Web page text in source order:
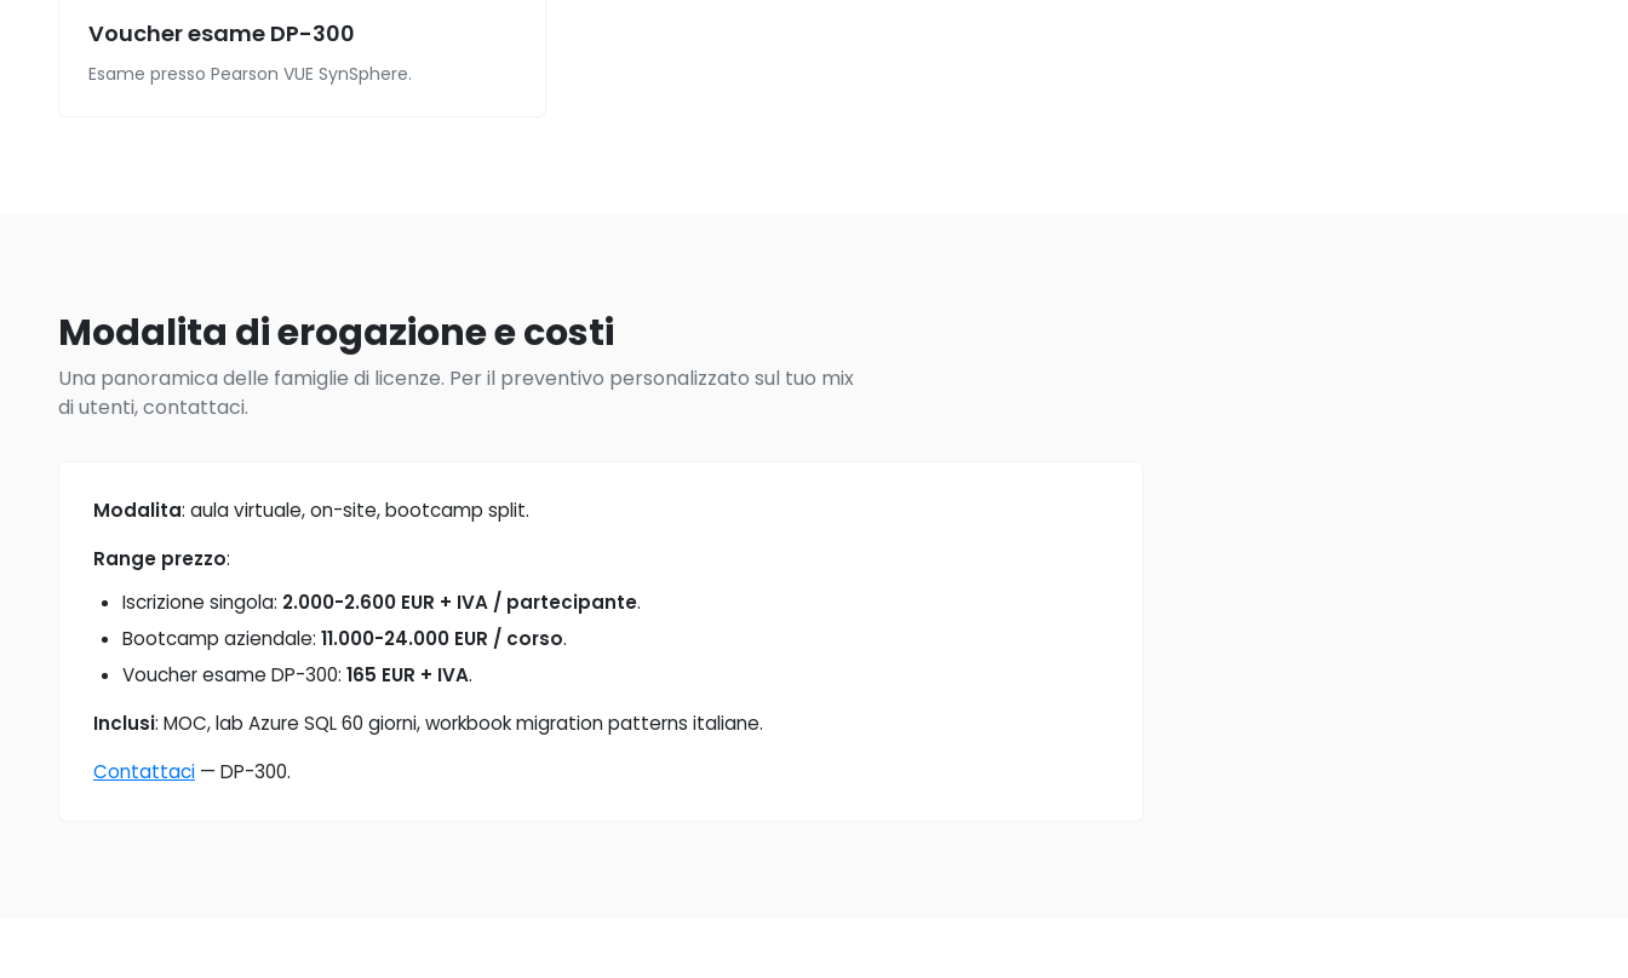
Voucher esame DP-300
Esame presso Pearson VUE SynSphere.
Modalita di erogazione e costi
Una panoramica delle famiglie di licenze. Per il preventivo personalizzato sul tuo mix
di utenti, contattaci.
Modalita: aula virtuale, on-site, bootcamp split.
Range prezzo:
Iscrizione singola: 2.000-2.600 EUR + IVA / partecipante.
Bootcamp aziendale: 11.000-24.000 EUR / corso.
Voucher esame DP-300: 165 EUR + IVA.
Inclusi: MOC, lab Azure SQL 60 giorni, workbook migration patterns italiane.
Contattaci — DP-300.